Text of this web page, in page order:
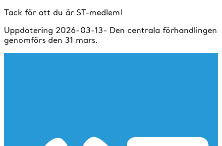
Tack för att du är ST-medlem!
Uppdatering 2026-03-13- Den centrala förhandlingen
genomförs den 31 mars.